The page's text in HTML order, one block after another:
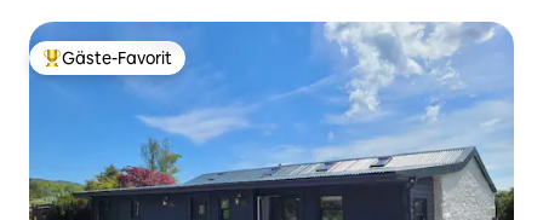
Beliebter Gäste-Favorit.
Gäste-Favorit